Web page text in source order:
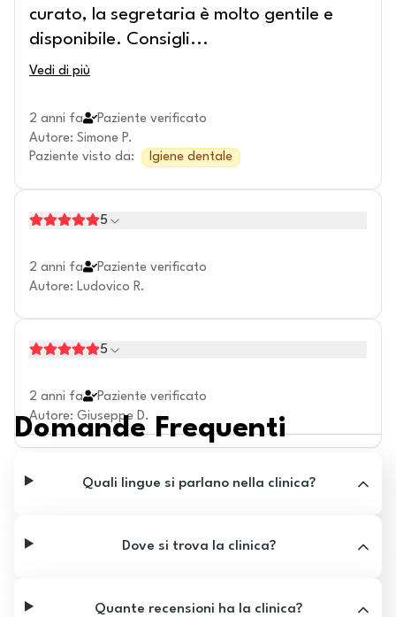
curato, la segretaria è molto gentile e
disponibile. Consigli ...
Vedi di più
2 anni fa
Paziente verificato
Autore: Simone P.
Paziente visto da: Igiene dentale
5
2 anni fa
Paziente verificato
Autore: Ludovico R.
5
2 anni fa
Paziente verificato
Autore: Giuseppe D.
Domande Frequenti
Quali lingue si parlano nella clinica?
Dove si trova la clinica?
Quante recensioni ha la clinica?